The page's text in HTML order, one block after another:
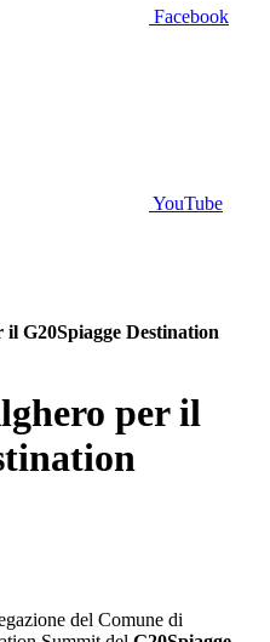
Facebook
YouTube
G20Spiagge Destination
per il
del Comune di